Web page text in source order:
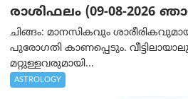
രാശിഫലം (09-08-2026
ചിങ്ങം: മാനസികവും
പുരോഗതി കാണപ്പെടും.
മറ്റുള്ളവരുമായി...
ASTROLOGY